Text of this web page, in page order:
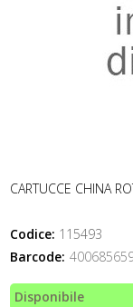
CARTUCCE CHINA
Codice: 115493
Barcode:
Disponibile